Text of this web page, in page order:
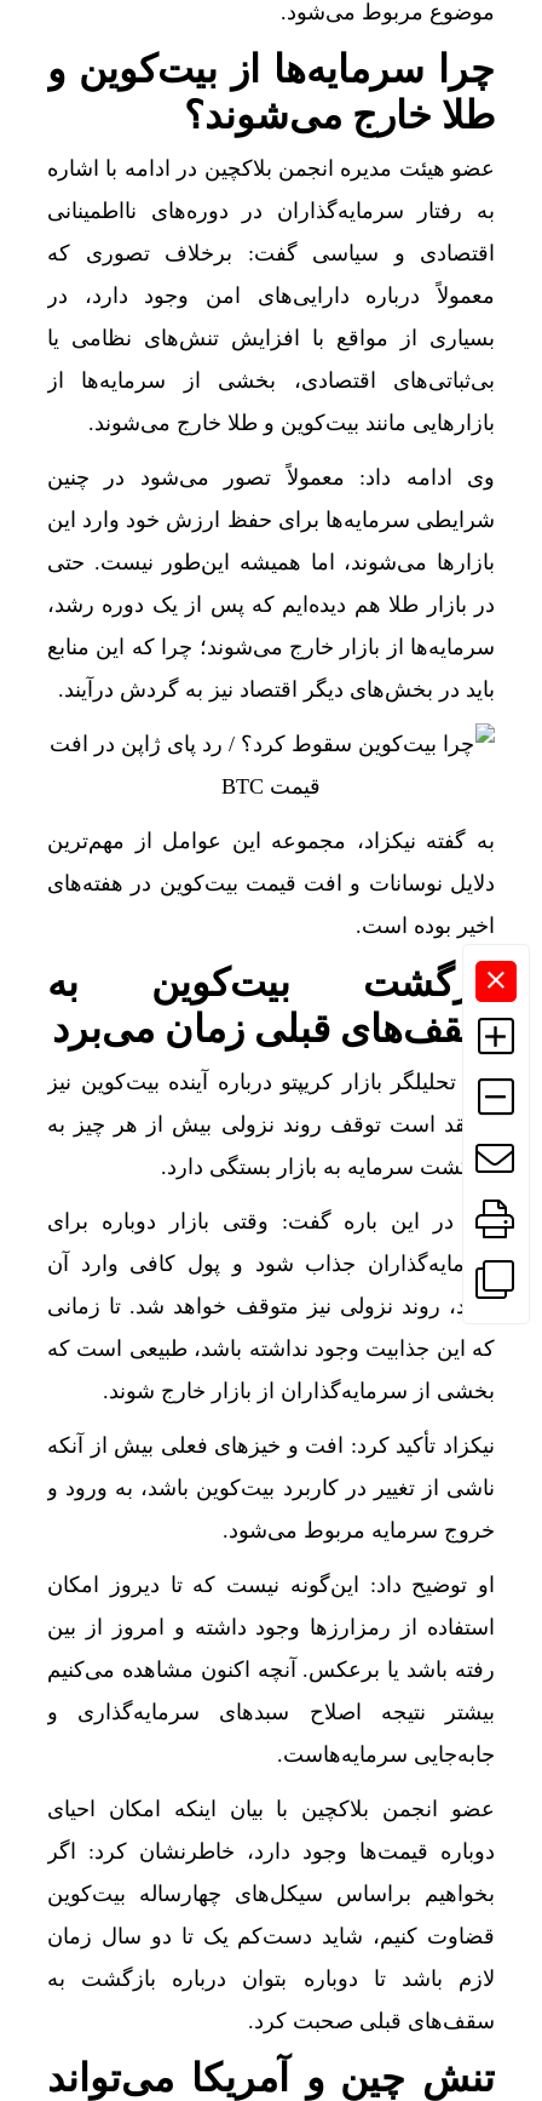
موضوع مربوط می‌شود.
چرا سرمایه‌ها از بیت‌کوین و
طلا خارج می‌شوند؟
عضو هیئت مدیره انجمن بلاکچین در ادامه با اشاره
به رفتار سرمایه‌گذاران در دوره‌های نااطمینانی
اقتصادی و سیاسی گفت: برخلاف تصوری که
معمولاً درباره دارایی‌های امن وجود دارد، در
بسیاری از مواقع با افزایش تنش‌های نظامی یا
بی‌ثباتی‌های اقتصادی، بخشی از سرمایه‌ها از
بازارهایی مانند بیت‌کوین و طلا خارج می‌شوند.
وی ادامه داد: معمولاً تصور می‌شود در چنین
شرایطی سرمایه‌ها برای حفظ ارزش خود وارد این
بازارها می‌شوند، اما همیشه این‌طور نیست. حتی
در بازار طلا هم دیده‌ایم که پس از یک دوره رشد،
سرمایه‌ها از بازار خارج می‌شوند؛ چرا که این منابع
باید در بخش‌های دیگر اقتصاد نیز به گردش درآیند.
به گفته نیکزاد، مجموعه این عوامل از مهم‌ترین
دلایل نوسانات و افت قیمت بیت‌کوین در هفته‌های
اخیر بوده است.
بازگشت بیت‌کوین به
سقف‌های قبلی زمان می‌برد
این تحلیلگر بازار کریپتو درباره آینده بیت‌کوین نیز
معتقد است توقف روند نزولی بیش از هر چیز به
بازگشت سرمایه به بازار بستگی دارد.
وی در این باره گفت: وقتی بازار دوباره برای
سرمایه‌گذاران جذاب شود و پول کافی وارد آن
شود، روند نزولی نیز متوقف خواهد شد. تا زمانی
که این جذابیت وجود نداشته باشد، طبیعی است که
بخشی از سرمایه‌گذاران از بازار خارج شوند.
نیکزاد تأکید کرد: افت و خیزهای فعلی بیش از آنکه
ناشی از تغییر در کاربرد بیت‌کوین باشد، به ورود و
خروج سرمایه مربوط می‌شود.
او توضیح داد: این‌گونه نیست که تا دیروز امکان
استفاده از رمزارزها وجود داشته و امروز از بین
رفته باشد یا برعکس. آنچه اکنون مشاهده می‌کنیم
بیشتر نتیجه اصلاح سبدهای سرمایه‌گذاری و
جابه‌جایی سرمایه‌هاست.
عضو انجمن بلاکچین با بیان اینکه امکان احیای
دوباره قیمت‌ها وجود دارد، خاطرنشان کرد: اگر
بخواهیم براساس سیکل‌های چهارساله بیت‌کوین
قضاوت کنیم، شاید دست‌کم یک تا دو سال زمان
لازم باشد تا دوباره بتوان درباره بازگشت به
سقف‌های قبلی صحبت کرد.
تنش چین و آمریکا می‌تواند